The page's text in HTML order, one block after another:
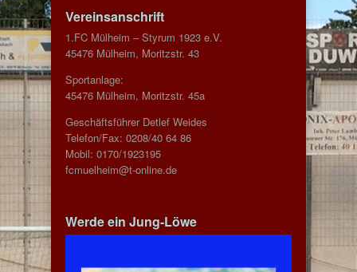
Vereinsanschrift
1.FC Mülheim – Styrum 1923 e.V.
45476 Mülheim, Moritzstr. 43
Sportanlage:
45476 Mülheim, Moritzstr. 45a
Geschäftsführer Detlef Weides
Telefon/Fax: 0208/40 64 86
Mobil: 0170/1923195
fcmuelheim@t-online.de
Werde ein Jung-Löwe